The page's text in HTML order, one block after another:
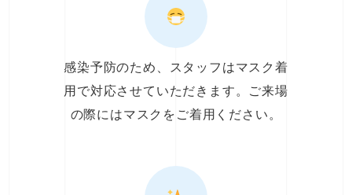
感染予防のため、スタッフはマスク着
用で対応させていただきます。ご来場
の際にはマスクをご着用ください。